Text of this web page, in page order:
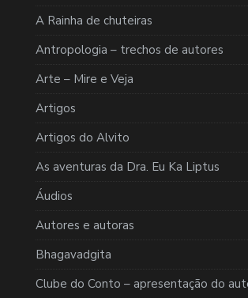
A Rainha de chuteiras
Antropologia – trechos de autores
Arte – Mire e Veja
Artigos
Artigos do Alvito
As aventuras da Dra. Eu Ka Liptus
Áudios
Autores e autoras
Bhagavadgita
Clube do Conto – apresentação do